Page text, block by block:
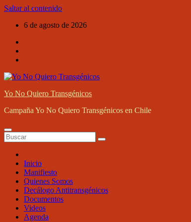
Saltar al contenido
6 de agosto de 2026
Yo No Quiero Transgénicos
Campaña Yo No Quiero Transgénicos en Chile
Inicio
Manifiesto
Quienes Somos
Decálogo Antitransgénicos
Documentos
Videos
Agenda